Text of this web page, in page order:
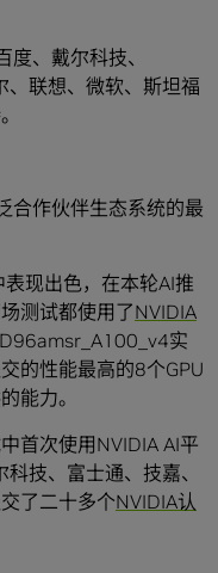
、戴尔科技、
、联想、微软、斯坦福
合作伙伴生态系统的最
现出色，在本轮AI推
测试都使用了NVIDIA
实
的性能最高的8个GPU
能力。
首次使用NVIDIA AI平
技、富士通、技嘉、
了二十多个NVIDIA认